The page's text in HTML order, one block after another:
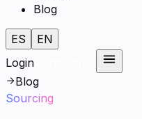
Blog
ES
EN
Login
Blog
Sourcing